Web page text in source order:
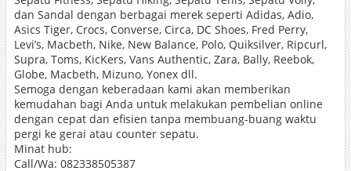
dan Sandal dengan berbagai merek seperti Adidas, Adio,
Asics Tiger, Crocs, Converse, Circa, DC Shoes, Fred Perry,
Levi’s, Macbeth, Nike, New Balance, Polo, Quiksilver, Ripcurl,
Supra, Toms, KicKers, Vans Authentic, Zara, Bally, Reebok,
Globe, Macbeth, Mizuno, Yonex dll.
Semoga dengan keberadaan kami akan memberikan
kemudahan bagi Anda untuk melakukan pembelian online
dengan cepat dan efisien tanpa membuang-buang waktu
pergi ke gerai atau counter sepatu.
Minat hub:
Call/Wa: 082338505387